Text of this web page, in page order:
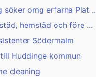
söker omg erfarna Plat
hemstäd och före ...
Södermalm
Huddinge kommun
cleaning